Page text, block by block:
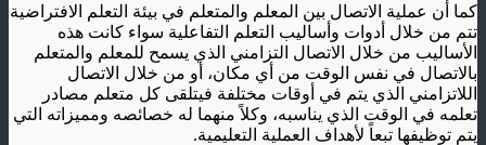
كما أن عملية الاتصال بين المعلم والمتعلم في بيئة التعلم الافتراضية
تتم من خلال أدوات وأساليب التعلم التفاعلية سواء كانت هذه
الأساليب من خلال الاتصال التزامني الذي يسمح للمعلم والمتعلم
بالاتصال في نفس الوقت من أي مكان، أو من خلال الاتصال
اللاتزامني الذي يتم في أوقات مختلفة فيتلقى كل متعلم مصادر
تعلمه في الوقت الذي يناسبه، وكلاً منهما له خصائصه ومميزاته التي
يتم توظيفها تبعاً لأهداف العملية التعليمية.